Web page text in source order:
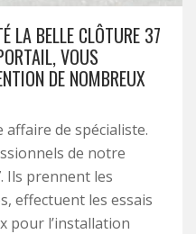
LA BELLE CLÔTURE 37
VOUS
DE NOMBREUX
de spécialiste.
de notre
Ils prennent les
effectuent les essais
pour l’installation